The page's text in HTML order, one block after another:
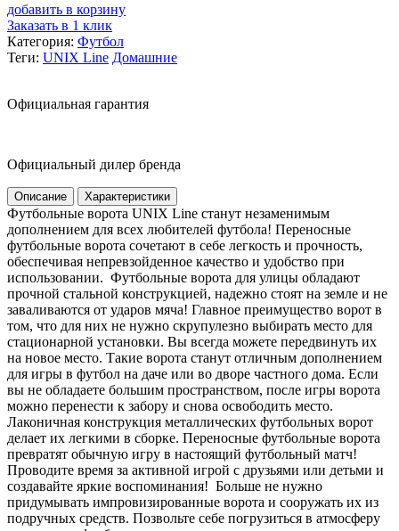
добавить в корзину
Заказать в 1 клик
Категория: Футбол
Теги: UNIX Line Домашние
Официальная гарантия
Официальный дилер бренда
Описание Характеристики
Футбольные ворота UNIX Line станут незаменимым
дополнением для всех любителей футбола! Переносные
футбольные ворота сочетают в себе легкость и прочность,
обеспечивая непревзойденное качество и удобство при
использовании. Футбольные ворота для улицы обладают
прочной стальной конструкцией, надежно стоят на земле и не
заваливаются от ударов мяча! Главное преимущество ворот в
том, что для них не нужно скрупулезно выбирать место для
стационарной установки. Вы всегда можете передвинуть их
на новое место. Такие ворота станут отличным дополнением
для игры в футбол на даче или во дворе частного дома. Если
вы не обладаете большим пространством, после игры ворота
можно перенести к забору и снова освободить место.
Лаконичная конструкция металлических футбольных ворот
делает их легкими в сборке. Переносные футбольные ворота
превратят обычную игру в настоящий футбольный матч!
Проводите время за активной игрой с друзьями или детьми и
создавайте яркие воспоминания! Больше не нужно
придумывать импровизированные ворота и сооружать их из
подручных средств. Позвольте себе погрузиться в атмосферу